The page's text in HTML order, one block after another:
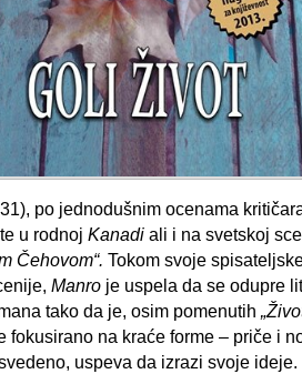
po jednodušnim ocenama
u rodnoj Kanadi ali i na svetskoj
Čehovom“. Tokom svoje
Manro je uspela da se odupre
tako da je, osim pomenutih
fokusirano na kraće forme – priče i
uspeva da izrazi svoje